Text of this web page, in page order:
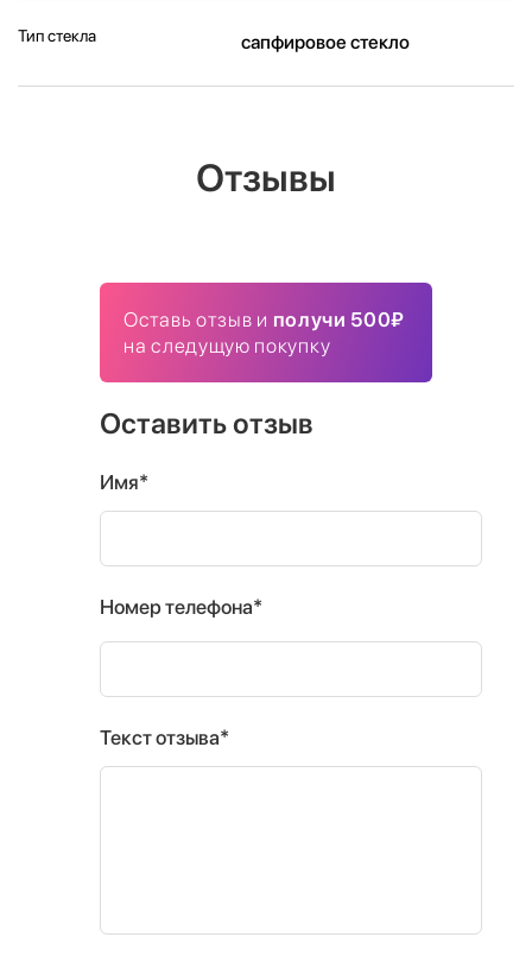
Тип стекла сапфировое стекло
Отзывы
Оставь отзыв и получи 500₽
на следущую покупку
Оставить отзыв
Имя*
Номер телефона*
Текст отзыва*